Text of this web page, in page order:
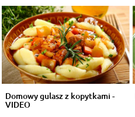
trudu o...
Domowy gulasz z kopytkami -
VIDEO